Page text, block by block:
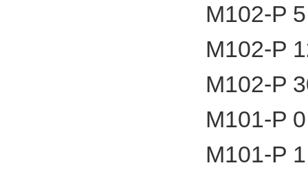
M102-P
M102-P
M102-P
M101-P
M101-P